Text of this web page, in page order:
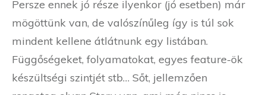
Persze ennek jó része ilyenkor (jó esetben) már
mögöttünk van, de valószínűleg így is túl sok
mindent kellene átlátnunk egy listában.
Függőségeket, folyamatokat, egyes feature-ök
készültségi szintjét stb… Sőt, jellemzően